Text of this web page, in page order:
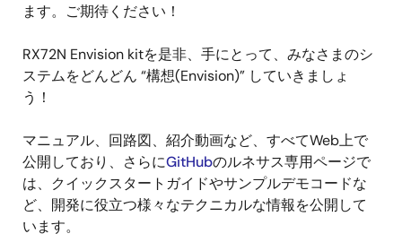
ます。ご期待ください！
RX72N Envision kitを是非、手にとって、みなさまのシ
ステムをどんどん “構想(Envision)” していきましょ
う！
マニュアル、回路図、紹介動画など、すべてWeb上で
公開しており、さらにGitHubのルネサス専用ページで
は、クイックスタートガイドやサンプルデモコードな
ど、開発に役立つ様々なテクニカルな情報を公開して
います。